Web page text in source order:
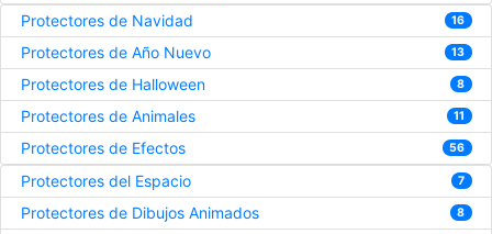
Protectores de Navidad 16
Protectores de Año Nuevo 13
Protectores de Halloween 8
Protectores de Animales 11
Protectores de Efectos 56
Protectores del Espacio 7
Protectores de Dibujos Animados 8